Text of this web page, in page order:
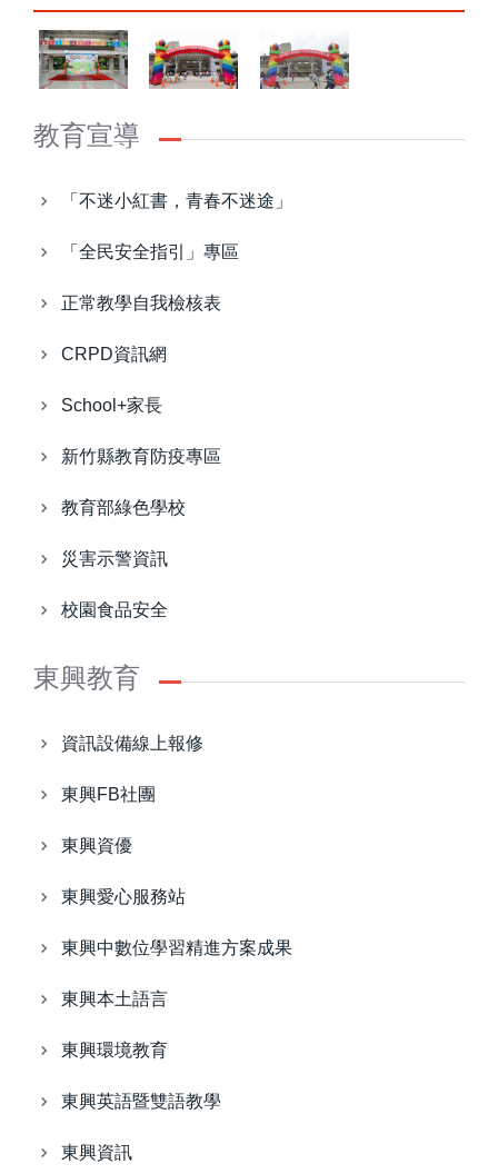
教育宣導
「不迷小紅書，青春不迷途」
「全民安全指引」專區
正常教學自我檢核表
CRPD資訊網
School+家長
新竹縣教育防疫專區
教育部綠色學校
災害示警資訊
校園食品安全
東興教育
資訊設備線上報修
東興FB社團
東興資優
東興愛心服務站
東興中數位學習精進方案成果
東興本土語言
東興環境教育
東興英語暨雙語教學
東興資訊